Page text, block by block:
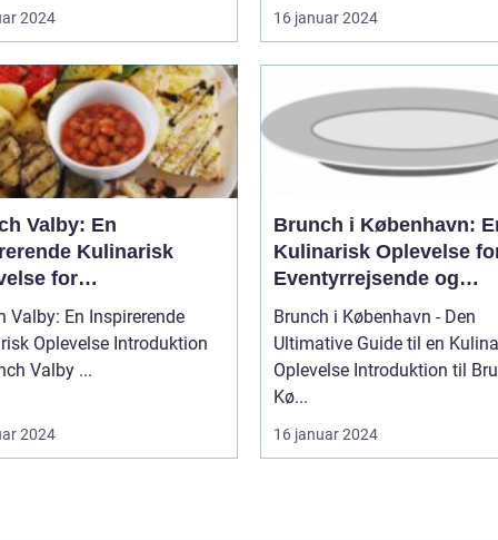
2024 16 januar 2024
Valby: En
Kulinarisk
for
og
Valby: En Inspirerende
Introduktion
til Brunch Valby ...
2024
Brunch i København:
Kulinarisk Oplevelse
Eventyrrejsende og
Backpackere
Brunch i København - Den
Ultimative Guide til en
Oplevelse Introduktion til Brunch i
Kø...
16 januar 2024